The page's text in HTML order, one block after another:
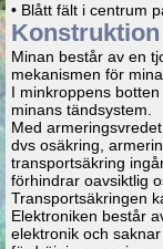
• Blått fält i centrum
Minan består av en
mekanismen för
I minkroppens
minans tändsystem.
Med
dvs osäkring,
transportsäkring
förhindrar oavsiktlig
Transportsäkringen
Elektroniken består
elektronik och